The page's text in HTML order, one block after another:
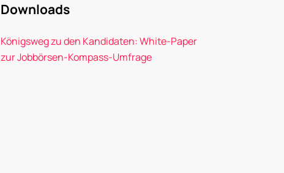
Downloads
Königsweg zu den Kandidaten: White-Paper
zur Jobbörsen-Kompass-Umfrage